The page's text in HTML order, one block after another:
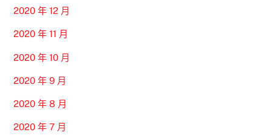
2020 年 12 月
2020 年 11 月
2020 年 10 月
2020 年 9 月
2020 年 8 月
2020 年 7 月